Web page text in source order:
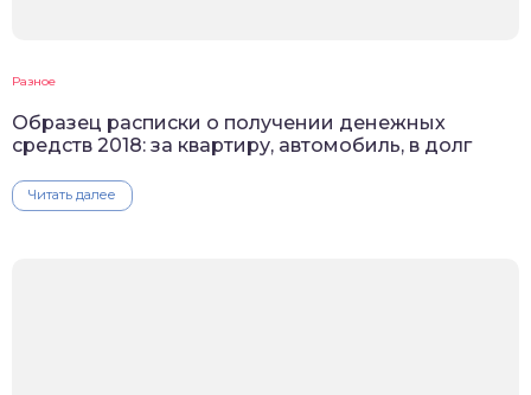
Разное
Образец расписки о получении денежных
средств 2018: за квартиру, автомобиль, в долг
Читать далее